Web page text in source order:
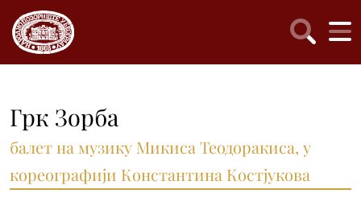
Грк Зорба
балет на музику Микиса Теодоракиса, у
кореографији Константина Костјукова